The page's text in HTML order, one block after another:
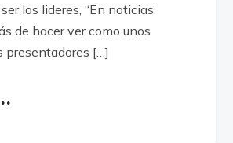
los lideres, “En noticias
de hacer ver como unos
presentadores […]